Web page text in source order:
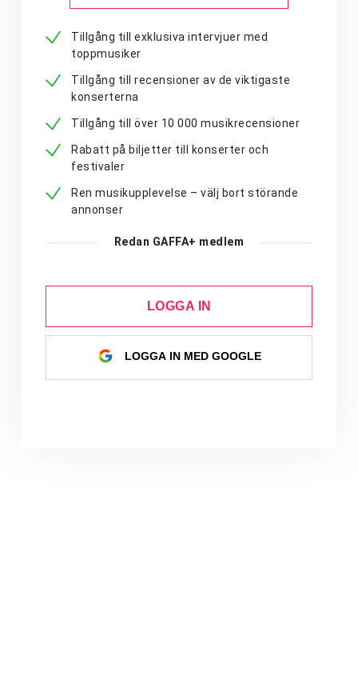
Tillgång till exklusiva intervjuer med
toppmusiker
Tillgång till recensioner av de viktigaste
konserterna
Tillgång till över 10 000 musikrecensioner
Rabatt på biljetter till konserter och
festivaler
Ren musikupplevelse – välj bort störande
annonser
Redan GAFFA+ medlem
LOGGA IN
LOGGA IN MED GOOGLE